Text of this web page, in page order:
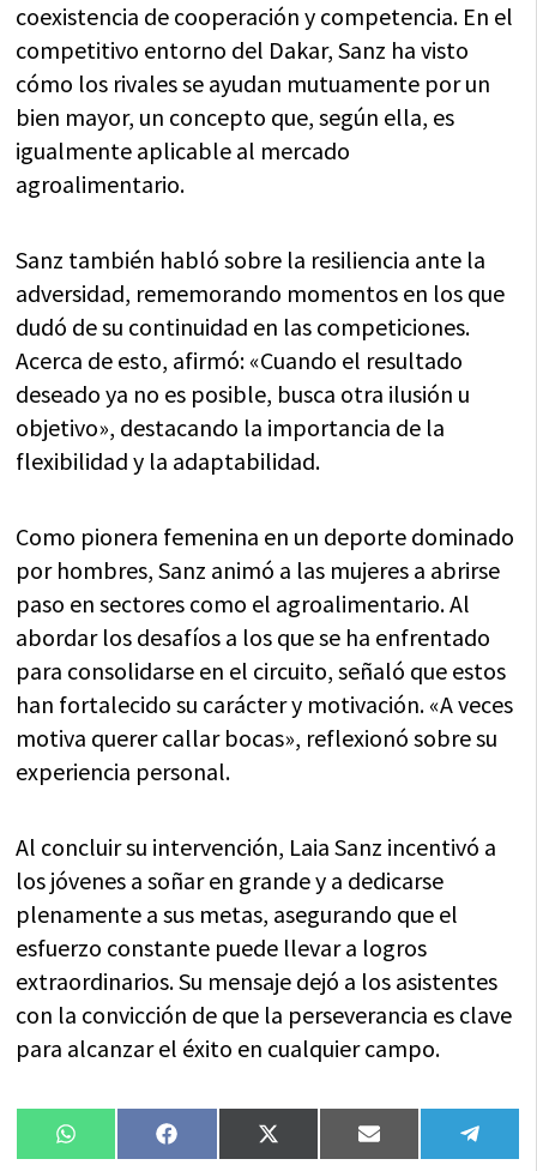
coexistencia de cooperación y competencia. En el
competitivo entorno del Dakar, Sanz ha visto
cómo los rivales se ayudan mutuamente por un
bien mayor, un concepto que, según ella, es
igualmente aplicable al mercado
agroalimentario.
Sanz también habló sobre la resiliencia ante la
adversidad, rememorando momentos en los que
dudó de su continuidad en las competiciones.
Acerca de esto, afirmó: «Cuando el resultado
deseado ya no es posible, busca otra ilusión u
objetivo», destacando la importancia de la
flexibilidad y la adaptabilidad.
Como pionera femenina en un deporte dominado
por hombres, Sanz animó a las mujeres a abrirse
paso en sectores como el agroalimentario. Al
abordar los desafíos a los que se ha enfrentado
para consolidarse en el circuito, señaló que estos
han fortalecido su carácter y motivación. «A veces
motiva querer callar bocas», reflexionó sobre su
experiencia personal.
Al concluir su intervención, Laia Sanz incentivó a
los jóvenes a soñar en grande y a dedicarse
plenamente a sus metas, asegurando que el
esfuerzo constante puede llevar a logros
extraordinarios. Su mensaje dejó a los asistentes
con la convicción de que la perseverancia es clave
para alcanzar el éxito en cualquier campo.
Compartir
WhatsAppCompartir
FacebookCompartir
X
Compartir
Email